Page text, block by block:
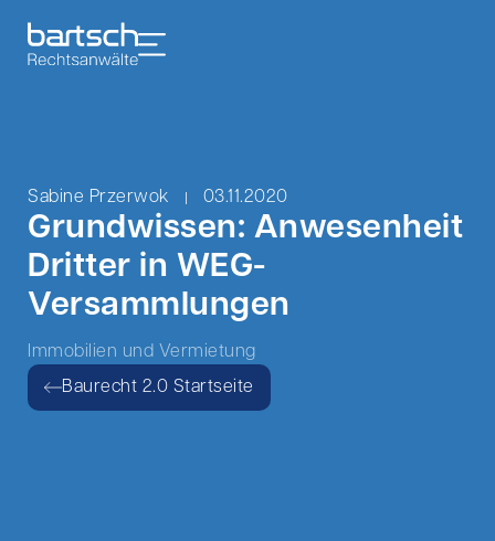
Sabine Przerwok 03.11.2020
Grundwissen: Anwesenheit
Dritter in WEG-
Versammlungen
Immobilien und Vermietung
Baurecht 2.0 Startseite